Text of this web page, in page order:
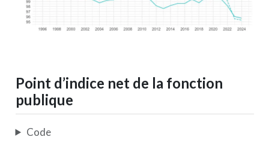
Point d’indice net de la fonction
publique
Code